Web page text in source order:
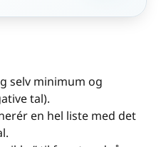
selv minimum og
tal).
en hel liste med det